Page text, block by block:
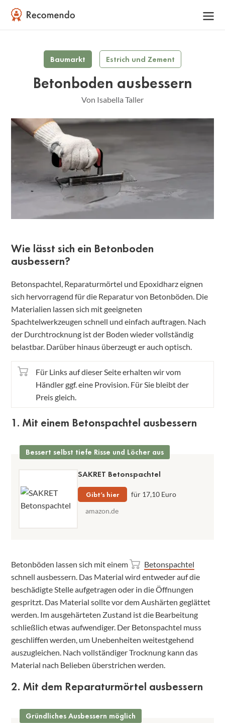
Baumarkt Estrich und Zement
Betonboden ausbessern
Von Isabella Taller
Wie lässt sich ein Betonboden
ausbessern?
Betonspachtel, Reparaturmörtel und Epoxidharz eignen
sich hervorragend für die Reparatur von Betonböden. Die
Materialien lassen sich mit geeigneten
Spachtelwerkzeugen schnell und einfach auftragen. Nach
der Durchtrocknung ist der Boden wieder vollständig
belastbar. Darüber hinaus überzeugt er auch optisch.
Für Links auf dieser Seite erhalten wir vom
Händler ggf. eine Provision. Für Sie bleibt der
Preis gleich.
1. Mit einem Betonspachtel ausbessern
Bessert selbst tiefe Risse und Löcher aus
SAKRET Betonspachtel
Gibt’s hier
für 17,10 Euro
amazon.de
Betonböden lassen sich mit einem
Betonspachtel
schnell ausbessern. Das Material wird entweder auf die
beschädigte Stelle aufgetragen oder in die Öffnungen
gespritzt. Das Material sollte vor dem Aushärten geglättet
werden. Im ausgehärteten Zustand ist die Bearbeitung
schließlich etwas aufwendiger. Der Betonspachtel muss
geschliffen werden, um Unebenheiten weitestgehend
auszugleichen. Nach vollständiger Trocknung kann das
Material nach Belieben überstrichen werden.
2. Mit dem Reparaturmörtel ausbessern
Gründliches Ausbessern möglich